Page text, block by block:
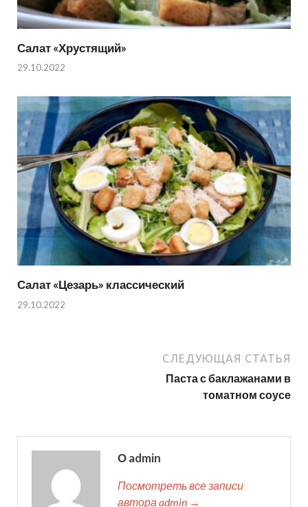
Салат «Хрустящий»
29.10.2022
Салат «Цезарь» классический
29.10.2022
СЛЕДУЮЩАЯ СТАТЬЯ
Паста с баклажанами в
томатном соусе
О admin
Посмотреть все записи
автора admin →